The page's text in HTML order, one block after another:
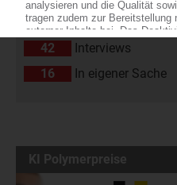
11
Kommentare
42
Interviews
16
In eigener Sache
KI Polymerpreise